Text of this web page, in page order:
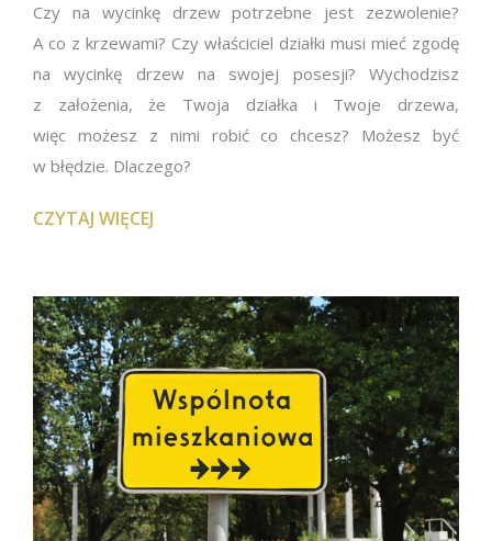
Czy na wycinkę drzew potrzebne jest zezwolenie?
A co z krzewami? Czy właściciel działki musi mieć zgodę
na wycinkę drzew na swojej posesji? Wychodzisz
z założenia, że Twoja działka i Twoje drzewa,
więc możesz z nimi robić co chcesz? Możesz być
w błędzie. Dlaczego?
CZYTAJ WIĘCEJ